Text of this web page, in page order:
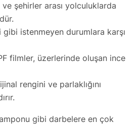
şehirler arası yolculuklarda
istenmeyen durumlara karşı
filmler, üzerlerinde oluşan ince
rengini ve parlaklığını
gibi darbelere en çok